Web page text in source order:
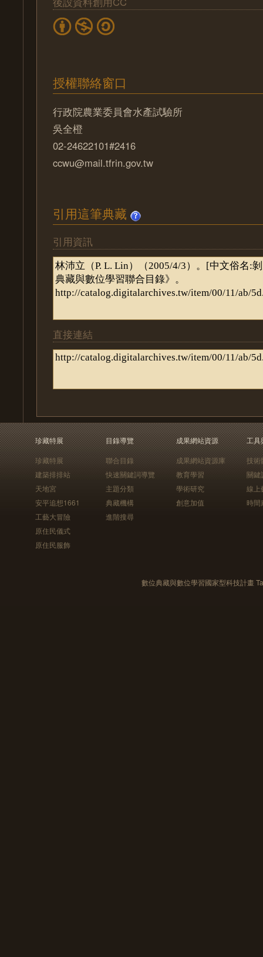
授權聯絡窗口
行政院農業委員會水產試驗所
吳全橙
02-24622101#2416
ccwu@mail.tfrin.gov.tw
引用這筆典藏
引用資訊
直接連結
珍藏特展
珍藏特展
建築排排站
天地宮
安平追想1661
工藝大冒險
原住民儀式
原住民服飾
目錄導覽
聯合目錄
快速關鍵詞導覽
主題分類
典藏機構
進階搜尋
成果網站資源
成果網站資源庫
教育學習
學術研究
創意加值
工具
技術
關鍵
線上
時間
數位典藏與數位學習國家型科技計畫